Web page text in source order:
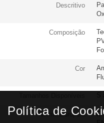
Descritivo
Composição
Cor
Norma Europeia
Política de